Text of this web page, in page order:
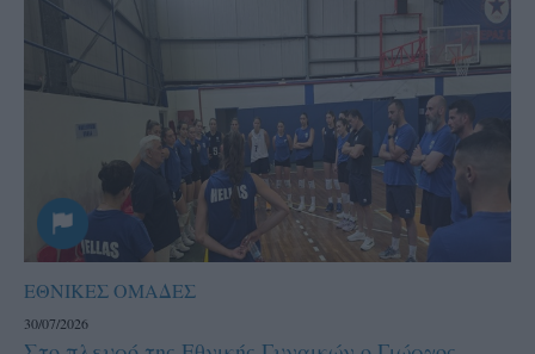
ΕΘΝΙΚΕΣ ΟΜΑΔΕΣ
30/07/2026